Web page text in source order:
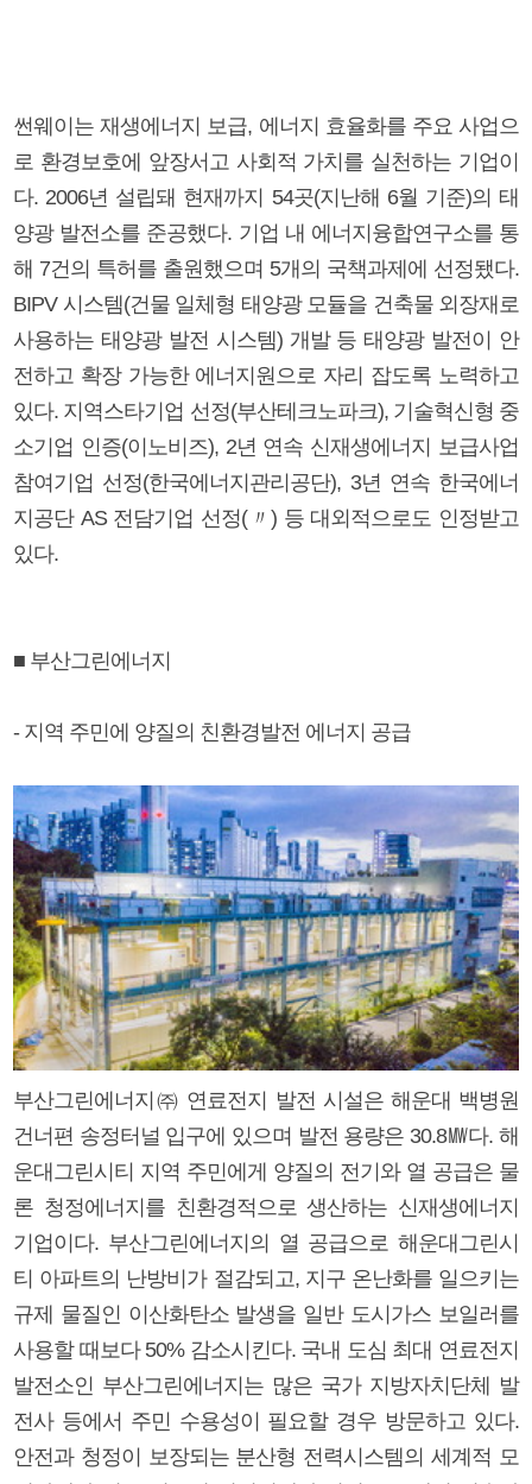
썬웨이는 재생에너지 보급, 에너지 효율화를 주요 사업으
로 환경보호에 앞장서고 사회적 가치를 실천하는 기업이
다. 2006년 설립돼 현재까지 54곳(지난해 6월 기준)의 태
양광 발전소를 준공했다. 기업 내 에너지융합연구소를 통
해 7건의 특허를 출원했으며 5개의 국책과제에 선정됐다.
BIPV 시스템(건물 일체형 태양광 모듈을 건축물 외장재로
사용하는 태양광 발전 시스템) 개발 등 태양광 발전이 안
전하고 확장 가능한 에너지원으로 자리 잡도록 노력하고
있다. 지역스타기업 선정(부산테크노파크), 기술혁신형 중
소기업 인증(이노비즈), 2년 연속 신재생에너지 보급사업
참여기업 선정(한국에너지관리공단), 3년 연속 한국에너
지공단 AS 전담기업 선정(〃) 등 대외적으로도 인정받고
있다.
■ 부산그린에너지
- 지역 주민에 양질의 친환경발전 에너지 공급
부산그린에너지㈜ 연료전지 발전 시설은 해운대 백병원
건너편 송정터널 입구에 있으며 발전 용량은 30.8㎿다. 해
운대그린시티 지역 주민에게 양질의 전기와 열 공급은 물
론 청정에너지를 친환경적으로 생산하는 신재생에너지
기업이다. 부산그린에너지의 열 공급으로 해운대그린시
티 아파트의 난방비가 절감되고, 지구 온난화를 일으키는
규제 물질인 이산화탄소 발생을 일반 도시가스 보일러를
사용할 때보다 50% 감소시킨다. 국내 도심 최대 연료전지
발전소인 부산그린에너지는 많은 국가 지방자치단체 발
전사 등에서 주민 수용성이 필요할 경우 방문하고 있다.
안전과 청정이 보장되는 분산형 전력시스템의 세계적 모